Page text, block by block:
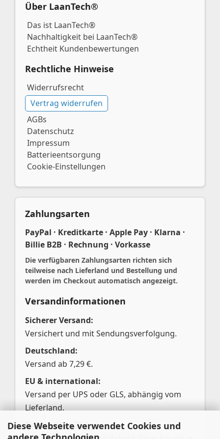
Diese Webseite verwendet Cookies und
Über LaanTech®
Das ist LaanTech®
Nachhaltigkeit bei LaanTech®
Echtheit Kundenbewertungen
Rechtliche Hinweise
Widerrufsrecht
Vertrag widerrufen
AGBs
Datenschutz
Impressum
Batterieentsorgung
Cookie-Einstellungen
Zahlungsarten
PayPal · Kreditkarte · Apple Pay · Klarna ·
Billie B2B · Rechnung · Vorkasse
Die verfügbaren Zahlungsarten richten sich
teilweise nach Lieferland und Bestellung und
werden im Checkout automatisch angezeigt.
Versandinformationen
Sicherer Versand:
Versichert und mit Sendungsverfolgung.
Deutschland:
Versand ab 7,29 €.
EU & international:
Versand per UPS oder GLS, abhängig vom
Lieferland.
Pakete über 25 kg: